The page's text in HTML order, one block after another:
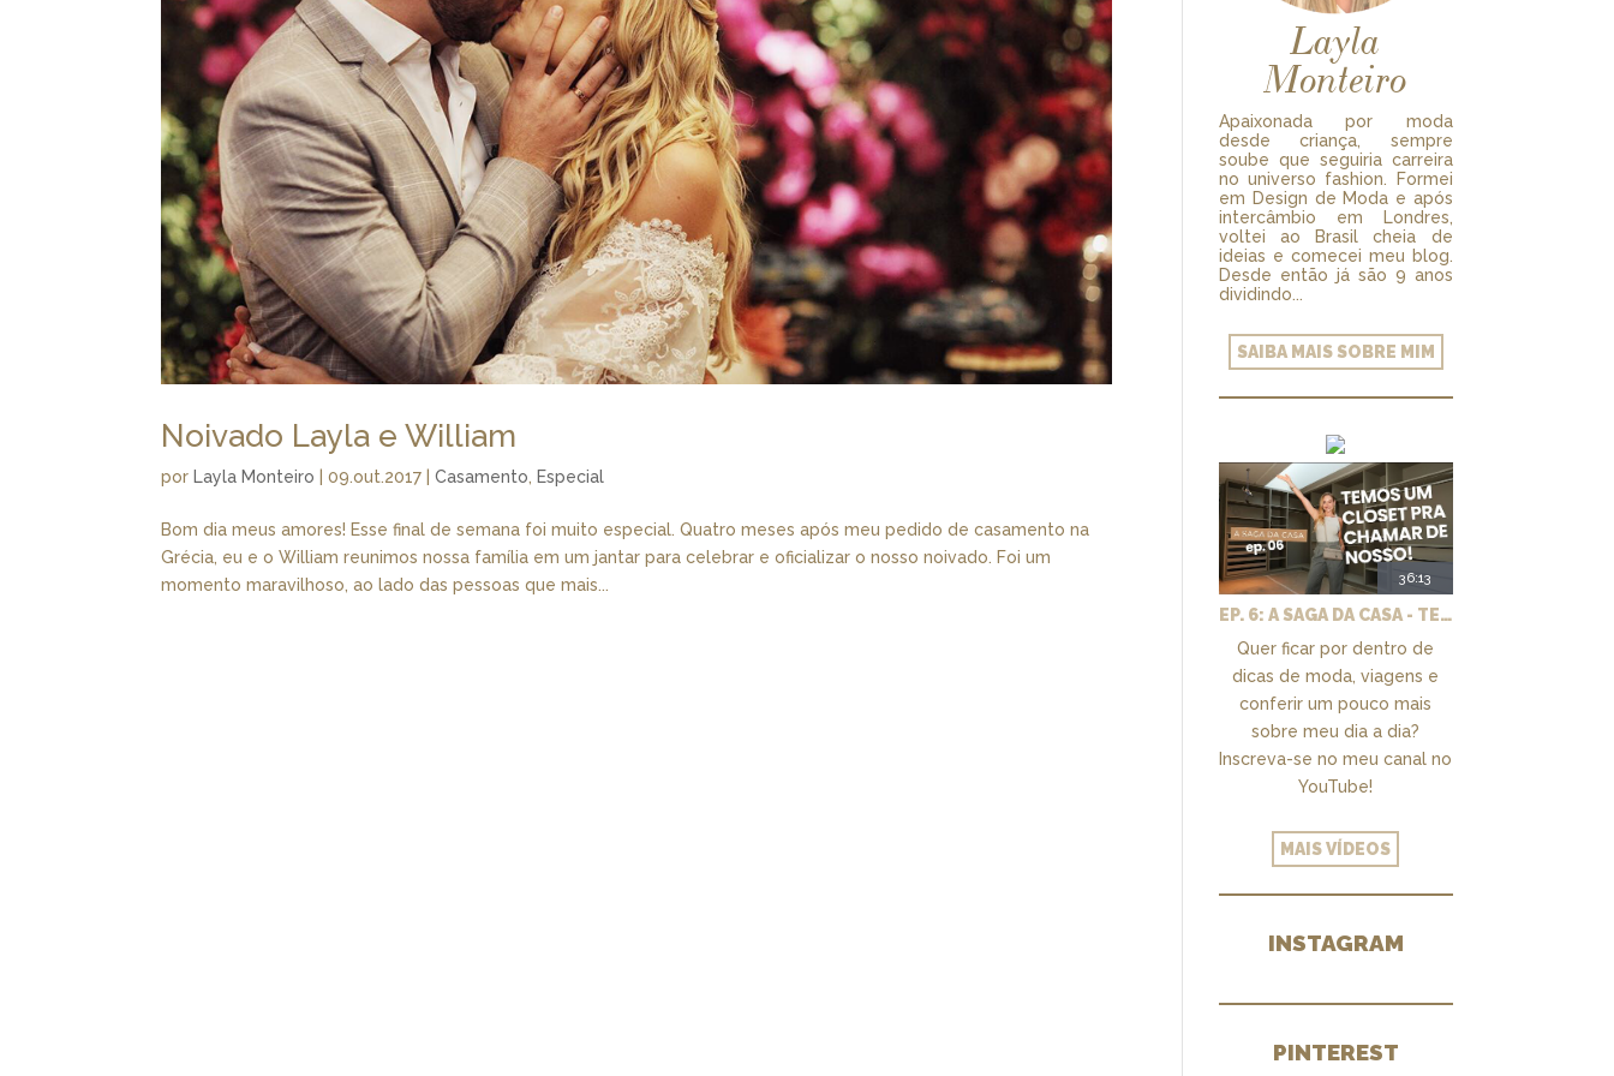
Noivado Layla e William
por Layla Monteiro |09.out.2017 |Casamento, Especial
Bom dia meus amores! Esse final de semana foi muito especial. Quatro meses após meu pedido de casamento na
Grécia, eu e o William reunimos nossa família em um jantar para celebrar e oficializar o nosso noivado. Foi um
momento maravilhoso, ao lado das pessoas que mais...
Layla
Monteiro
Apaixonada por moda
desde criança, sempre
soube que seguiria carreira
no universo fashion. Formei
em Design de Moda e após
intercâmbio em Londres,
voltei ao Brasil cheia de
ideias e comecei meu blog.
Desde então já são 9 anos
dividindo...
SAIBA MAIS SOBRE MIM
36:13
EP. 6: A SAGA DA CASA - TEMOS UM CLOSET PRA CHAMAR DE NOSSO + MARCENARIA E PAISAGISMO
Quer ficar por dentro de
dicas de moda, viagens e
conferir um pouco mais
sobre meu dia a dia?
Inscreva-se no meu canal no
YouTube!
MAIS VÍDEOS
INSTAGRAM
PINTEREST